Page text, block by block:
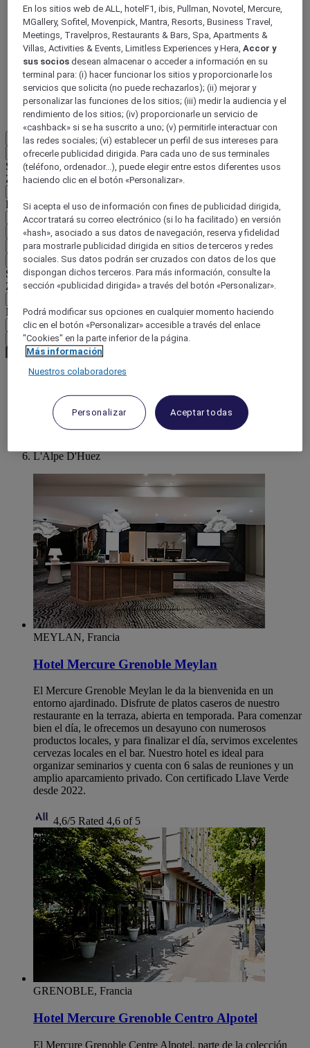
ALL Accor+ Voyager
15% de descuent todo el añoen sus estancias en +30
marcas
ÚNETE YA
Más
ES
Atrás
Seleccione su país e idioma a continuación
Zona geográfica
País / Región - Idioma
Confirmar mi país e idioma
EUR (€)
Atrás
Seleccione su moneda a continuación
Zona geográfica
Moneda
Confirmar mi moneda
Europe
France
Rhone-Alps
L'Alpe D'Huez
MEYLAN, Francia
Hotel Mercure Grenoble Meylan
El Mercure Grenoble Meylan le da la bienvenida en un
entorno ajardinado. Disfrute de platos caseros de nuestro
restaurante en la terraza, abierta en temporada. Para comenzar
bien el día, le ofrecemos un desayuno con numerosos
productos locales, y para finalizar el día, servimos excelentes
cervezas locales en el bar. Nuestro hotel es ideal para
organizar seminarios y cuenta con 6 salas de reuniones y un
amplio aparcamiento privado. Con certificado Llave Verde
desde 2022.
4,6/5 Rated 4,6 of 5
GRENOBLE, Francia
Hotel Mercure Grenoble Centro Alpotel
El Mercure Grenoble Centre Alpotel, parte de la colección
En los sitios web de ALL, hotelF1, ibis, Pullman, Novotel, Mercure,
MGallery, Sofitel, Movenpick, Mantra, Resorts, Business Travel,
Meetings, Travelpros, Restaurants & Bars, Spa, Apartments &
Villas, Activities & Events, Limitless Experiences y Hera,Accor y
sus socios desean almacenar o acceder a información en su
terminal para: (i) hacer funcionar los sitios y proporcionarle los
servicios que solicita (no puede rechazarlos); (ii) mejorar y
personalizar las funciones de los sitios; (iii) medir la audiencia y el
rendimiento de los sitios; (iv) proporcionarle un servicio de
«cashback» si se ha suscrito a uno; (v) permitirle interactuar con
las redes sociales; (vi) establecer un perfil de sus intereses para
ofrecerle publicidad dirigida. Para cada uno de sus terminales
(teléfono, ordenador...), puede elegir entre estos diferentes usos
haciendo clic en el botón «Personalizar».
Si acepta el uso de información con fines de publicidad dirigida,
Accor tratará su correo electrónico (si lo ha facilitado) en versión
«hash», asociado a sus datos de navegación, reserva y fidelidad
para mostrarle publicidad dirigida en sitios de terceros y redes
sociales. Sus datos podrán ser cruzados con datos de los que
dispongan dichos terceros. Para más información, consulte la
sección «publicidad dirigida» a través del botón «Personalizar».
Podrá modificar sus opciones en cualquier momento haciendo
clic en el botón «Personalizar» accesible a través del enlace
"Cookies" en la parte inferior de la página.
Más información
Nuestros colaboradores
Personalizar Aceptar todas